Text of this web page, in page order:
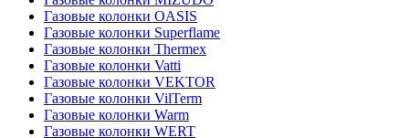
Газовые колонки OASIS
Газовые колонки Superflame
Газовые колонки Thermex
Газовые колонки Vatti
Газовые колонки VEKTOR
Газовые колонки VilTerm
Газовые колонки Warm
Газовые колонки WERT